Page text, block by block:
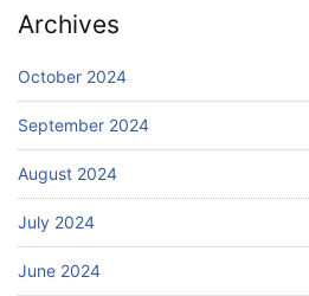
Archives
October 2024
September 2024
August 2024
July 2024
June 2024